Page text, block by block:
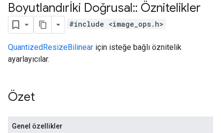
Boyutlandırİki Doğrusal:: Öznitelikler
#include <image_ops.h>
QuantizedResizeBilinear için isteğe bağlı öznitelik
ayarlayıcılar.
Özet
Genel özellikler